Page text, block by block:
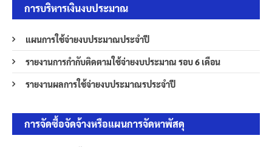
การบริหารเงินงบประมาณ
แผนการใช้จ่ายงบประมาณประจำปี
รายงานการกำกับติดตามใช้จ่ายงบประมาณ รอบ 6 เดือน
รายงานผลการใช้จ่ายงบประมาณรประจำปี
การจัดซื้อจัดจ้างหรือแผนการจัดหาพัสดุ